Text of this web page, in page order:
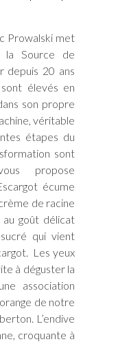
Prowalski met
la Source de
depuis 20 ans
sont élevés en
son propre
véritable
étapes du
sont
propose
écume
de racine
au goût délicat
qui vient
Les yeux
à déguster la
association
de notre
L’endive
croquante à